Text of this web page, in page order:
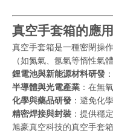
真空手套箱的應
真空手套箱是一種密閉操
（如氮氣、氬氣等惰性氣
鋰電池與新能源材料研發
半導體與光電產業 ：在無
化學與藥品研發 ：避免化
精密焊接與封裝 ：提供穩
旭豪真空科技的真空手套